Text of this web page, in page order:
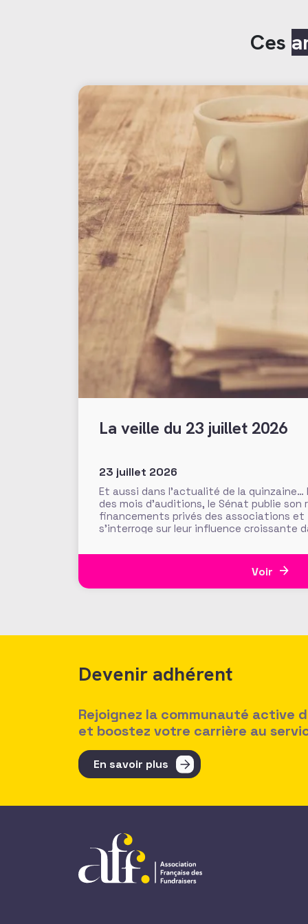
Ces
La veille du 23 juillet 2026
23 juillet 2026
Et aussi dans l’actualité de la quinzaine…
des mois d’auditions, le Sénat publie son
financements privés des associations
s’interroge sur leur influence croissante
abritées, prévention des conflits
Voir
Devenir adhérent
Rejoignez la communauté
et boostez votre carrière au
En savoir plus